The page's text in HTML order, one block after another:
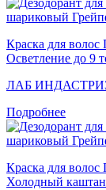
Краска для
Осветление до 9
ЛАБ ИНДАСТРИЗ
Подробнее
Краска для
Холодный